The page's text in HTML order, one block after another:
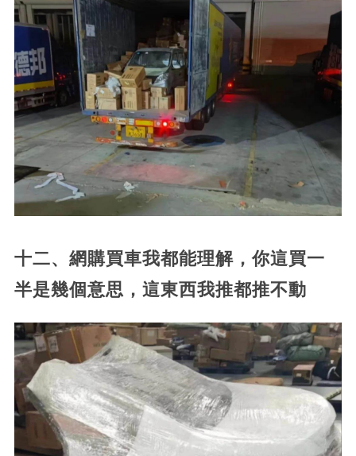
十二、網購買車我都能理解，你這買一
半是幾個意思，這東西我推都推不動